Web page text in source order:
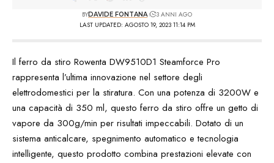
LAST UPDATED: AGOSTO 19, 2023 11:14 PM
BYDAVIDE FONTANA 3 ANNI AGO
Il ferro da stiro Rowenta DW9510D1 Steamforce Pro
rappresenta l’ultima innovazione nel settore degli
elettrodomestici per la stiratura. Con una potenza di 3200W e
una capacità di 350 ml, questo ferro da stiro offre un getto di
vapore da 300g/min per risultati impeccabili. Dotato di un
sistema anticalcare, spegnimento automatico e tecnologia
intelligente, questo prodotto combina prestazioni elevate con